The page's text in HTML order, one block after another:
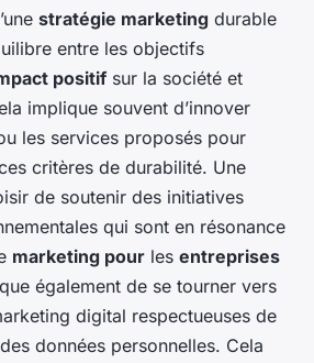
stratégie marketing durable
entre les objectifs
positif sur la société et
implique souvent d’innover
les services proposés pour
critères de durabilité. Une
de soutenir des initiatives
qui sont en résonance
marketing pour les entreprises
également de se tourner vers
digital respectueuses de
données personnelles. Cela